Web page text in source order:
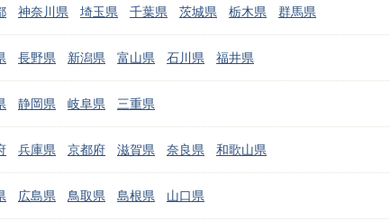
神奈川県 埼玉県 千葉県 茨城県 栃木県 群馬県
長野県 新潟県 富山県 石川県 福井県
静岡県 岐阜県 三重県
兵庫県 京都府 滋賀県 奈良県 和歌山県
広島県 鳥取県 島根県 山口県